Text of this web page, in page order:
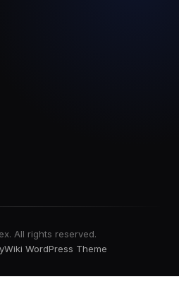
All rights reserved.
WordPress Theme